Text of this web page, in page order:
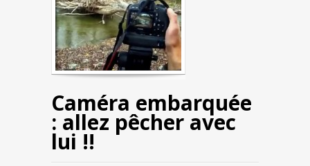
Caméra embarquée
: allez pêcher avec
lui !!